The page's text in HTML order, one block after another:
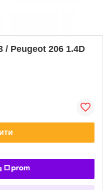
/ Peugeot 206 1.4D